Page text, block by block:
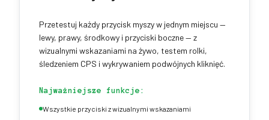
Przetestuj każdy przycisk myszy w jednym miejscu —
lewy, prawy, środkowy i przyciski boczne — z
wizualnymi wskazaniami na żywo, testem rolki,
śledzeniem CPS i wykrywaniem podwójnych kliknięć.
Najważniejsze funkcje:
Wszystkie przyciski z wizualnymi wskazaniami